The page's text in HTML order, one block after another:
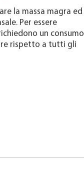
la massa magra ed
Per essere
un consumo
rispetto a tutti gli